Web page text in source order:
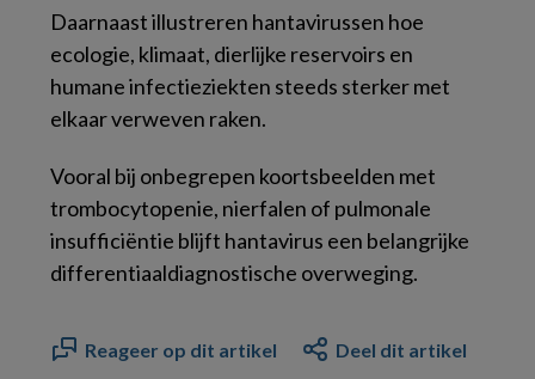
Daarnaast illustreren hantavirussen hoe
ecologie, klimaat, dierlijke reservoirs en
humane infectieziekten steeds sterker met
elkaar verweven raken.
Vooral bij onbegrepen koortsbeelden met
trombocytopenie, nierfalen of pulmonale
insufficiëntie blijft hantavirus een belangrijke
differentiaaldiagnostische overweging.
Reageer op dit artikel Deel dit artikel